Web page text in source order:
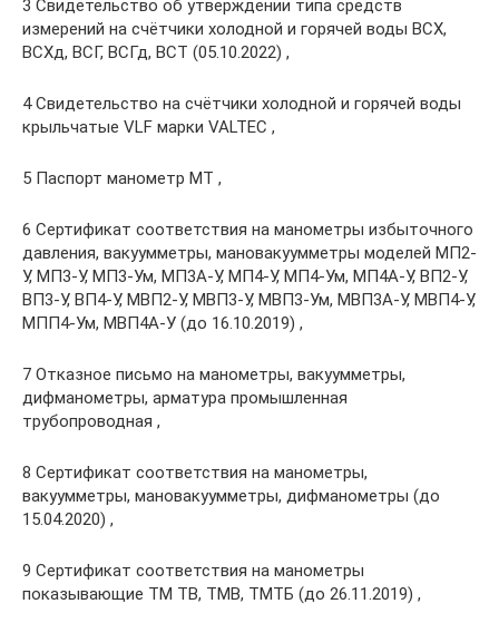
3 Свидетельство об утверждении типа средств
измерений на счётчики холодной и горячей воды ВСХ,
ВСХд, ВСГ, ВСГд, ВСТ (05.10.2022) ,
4 Свидетельство на счётчики холодной и горячей воды
крыльчатые VLF марки VALTEC ,
5 Паспорт манометр МТ ,
6 Сертификат соответствия на манометры избыточного
давления, вакуумметры, мановакуумметры моделей МП2-
У, МП3-У, МП3-Ум, МП3А-У, МП4-У, МП4-Ум, МП4А-У, ВП2-У,
ВП3-У, ВП4-У, МВП2-У, МВП3-У, МВП3-Ум, МВП3А-У, МВП4-У,
МПП4-Ум, МВП4А-У (до 16.10.2019) ,
7 Отказное письмо на манометры, вакуумметры,
дифманометры, арматура промышленная
трубопроводная ,
8 Сертификат соответствия на манометры,
вакуумметры, мановакуумметры, дифманометры (до
15.04.2020) ,
9 Сертификат соответствия на манометры
показывающие ТМ ТВ, ТМВ, ТМТБ (до 26.11.2019) ,